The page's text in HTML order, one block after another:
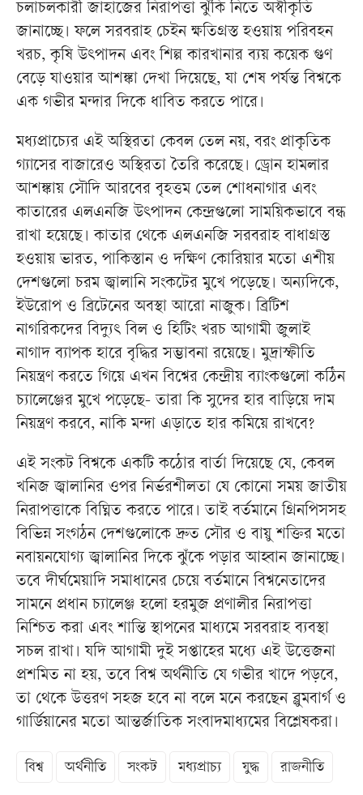
চলাচলকারী জাহাজের নিরাপত্তা ঝুঁকি নিতে অস্বীকৃতি
জানাচ্ছে। ফলে সরবরাহ চেইন ক্ষতিগ্রস্ত হওয়ায় পরিবহন
খরচ, কৃষি উৎপাদন এবং শিল্প কারখানার ব্যয় কয়েক গুণ
বেড়ে যাওয়ার আশঙ্কা দেখা দিয়েছে, যা শেষ পর্যন্ত বিশ্বকে
এক গভীর মন্দার দিকে ধাবিত করতে পারে।
মধ্যপ্রাচ্যের এই অস্থিরতা কেবল তেল নয়, বরং প্রাকৃতিক
গ্যাসের বাজারেও অস্থিরতা তৈরি করেছে। ড্রোন হামলার
আশঙ্কায় সৌদি আরবের বৃহত্তম তেল শোধনাগার এবং
কাতারের এলএনজি উৎপাদন কেন্দ্রগুলো সাময়িকভাবে বন্ধ
রাখা হয়েছে। কাতার থেকে এলএনজি সরবরাহ বাধাগ্রস্ত
হওয়ায় ভারত, পাকিস্তান ও দক্ষিণ কোরিয়ার মতো এশীয়
দেশগুলো চরম জ্বালানি সংকটের মুখে পড়েছে। অন্যদিকে,
ইউরোপ ও ব্রিটেনের অবস্থা আরো নাজুক। ব্রিটিশ
নাগরিকদের বিদ্যুৎ বিল ও হিটিং খরচ আগামী জুলাই
নাগাদ ব্যাপক হারে বৃদ্ধির সম্ভাবনা রয়েছে। মুদ্রাস্ফীতি
নিয়ন্ত্রণ করতে গিয়ে এখন বিশ্বের কেন্দ্রীয় ব্যাংকগুলো কঠিন
চ্যালেঞ্জের মুখে পড়েছে- তারা কি সুদের হার বাড়িয়ে দাম
নিয়ন্ত্রণ করবে, নাকি মন্দা এড়াতে হার কমিয়ে রাখবে?
এই সংকট বিশ্বকে একটি কঠোর বার্তা দিয়েছে যে, কেবল
খনিজ জ্বালানির ওপর নির্ভরশীলতা যে কোনো সময় জাতীয়
নিরাপত্তাকে বিঘ্নিত করতে পারে। তাই বর্তমানে গ্রিনপিসসহ
বিভিন্ন সংগঠন দেশগুলোকে দ্রুত সৌর ও বায়ু শক্তির মতো
নবায়নযোগ্য জ্বালানির দিকে ঝুঁকে পড়ার আহ্বান জানাচ্ছে।
তবে দীর্ঘমেয়াদি সমাধানের চেয়ে বর্তমানে বিশ্বনেতাদের
সামনে প্রধান চ্যালেঞ্জ হলো হরমুজ প্রণালীর নিরাপত্তা
নিশ্চিত করা এবং শান্তি স্থাপনের মাধ্যমে সরবরাহ ব্যবস্থা
সচল রাখা। যদি আগামী দুই সপ্তাহের মধ্যে এই উত্তেজনা
প্রশমিত না হয়, তবে বিশ্ব অর্থনীতি যে গভীর খাদে পড়বে,
তা থেকে উত্তরণ সহজ হবে না বলে মনে করছেন ব্লুমবার্গ ও
গার্ডিয়ানের মতো আন্তর্জাতিক সংবাদমাধ্যমের বিশ্লেষকরা।
বিশ্ব অর্থনীতি সংকট মধ্যপ্রাচ্য যুদ্ধ রাজনীতি